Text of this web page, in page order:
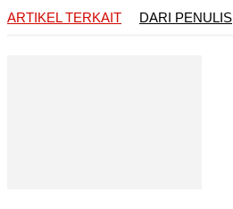
ARTIKEL TERKAIT
DARI PENULIS